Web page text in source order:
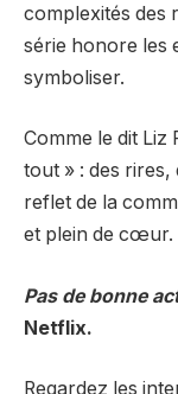
complexités des
série honore les
symboliser.
Comme le dit Liz
tout » : des
reflet de la
et plein de cœur.
Pas de bonne
Netflix.
Regardez les